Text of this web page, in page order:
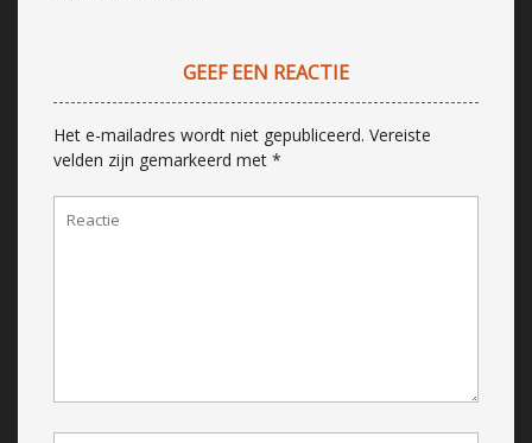
GEEF EEN REACTIE
Het e-mailadres wordt niet gepubliceerd. Vereiste
velden zijn gemarkeerd met *